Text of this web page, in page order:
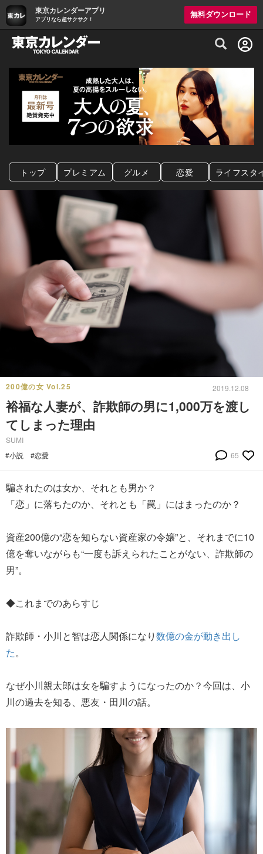
東京カレンダーアプリ
アプリなら超サクサク！
無料ダウンロード
グルメ情報・プレミアムレストラン予約
トップ プレミアム グルメ 恋愛 ライフスタ
200億の女 Vol.25 2019.12.08
裕福な人妻が、詐欺師の男に1,000万を渡し
てしまった理由
SUMI
#小説
#恋愛 65
騙されたのは女か、それとも男か？
「恋」に落ちたのか、それとも「罠」にはまったのか？
資産200億の“恋を知らない資産家の令嬢”と、それまでに10
億を奪いながらも“一度も訴えられたことがない、詐欺師の
男”。
◆これまでのあらすじ
詐欺師・小川と智は恋人関係になり数億の金が動き出し
た。
なぜ小川親太郎は女を騙すようになったのか？今回は、小
川の過去を知る、悪友・田川の話。